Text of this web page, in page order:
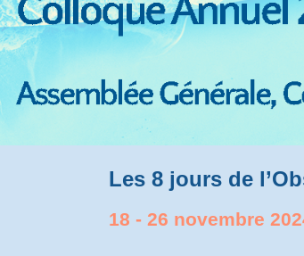
Les 8 jours de
18 - 26 novembre